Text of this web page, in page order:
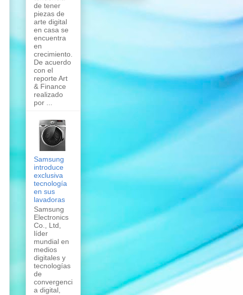
de tener
piezas de
arte digital
en casa se
encuentra
en
crecimiento.
De acuerdo
con el
reporte Art
& Finance
realizado
por ...
Samsung
introduce
exclusiva
tecnología
en sus
lavadoras
Samsung
Electronics
Co., Ltd,
líder
mundial en
medios
digitales y
tecnologías
de
convergenci
a digital,